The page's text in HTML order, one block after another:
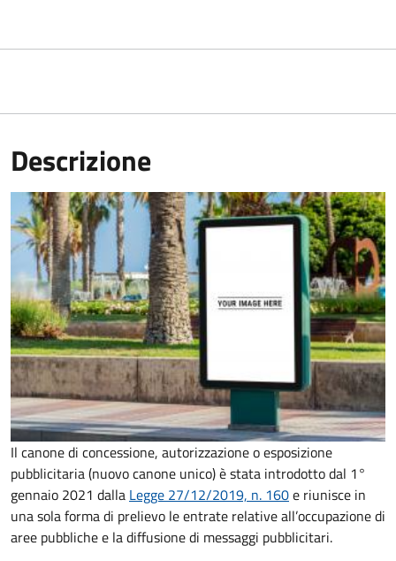
Descrizione
Il canone di concessione, autorizzazione o esposizione
pubblicitaria (nuovo canone unico) è stata introdotto dal 1°
gennaio 2021 dalla Legge 27/12/2019, n. 160e riunisce in
una sola forma di prelievo le entrate relative all’occupazione di
aree pubbliche e la diffusione di messaggi pubblicitari.